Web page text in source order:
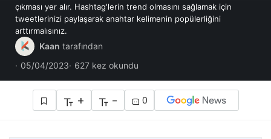
çıkması yer alır. Hashtag'lerin trend olmasını sağlamak için
tweetlerinizi paylaşarak anahtar kelimenin popülerliğini
arttırmalısınız.
Kaan tarafından
05/04/2023
627 kez okundu
+ - 0